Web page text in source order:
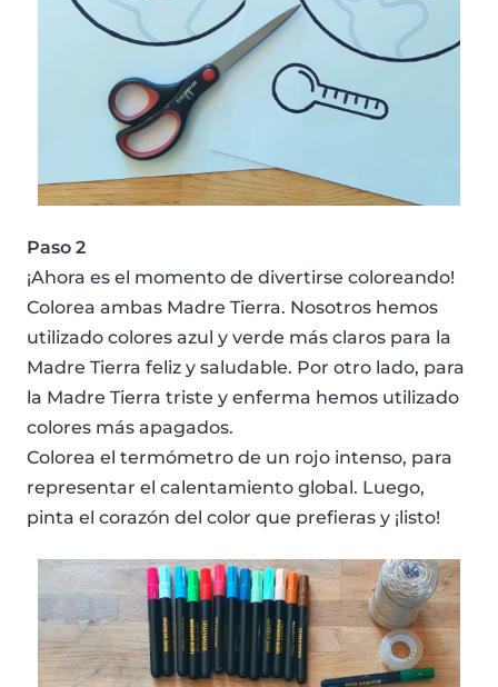
Paso 2
¡Ahora es el momento de divertirse coloreando!
Colorea ambas Madre Tierra. Nosotros hemos
utilizado colores azul y verde más claros para la
Madre Tierra feliz y saludable. Por otro lado, para
la Madre Tierra triste y enferma hemos utilizado
colores más apagados.
Colorea el termómetro de un rojo intenso, para
representar el calentamiento global. Luego,
pinta el corazón del color que prefieras y ¡listo!